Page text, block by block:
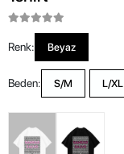
Renk: Beyaz
Beden: S/M L/XL